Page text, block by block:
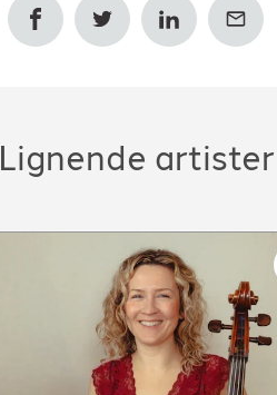
Lignende artister